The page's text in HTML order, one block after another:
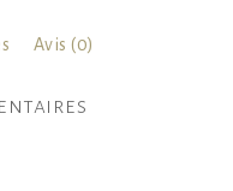
Avis (0)